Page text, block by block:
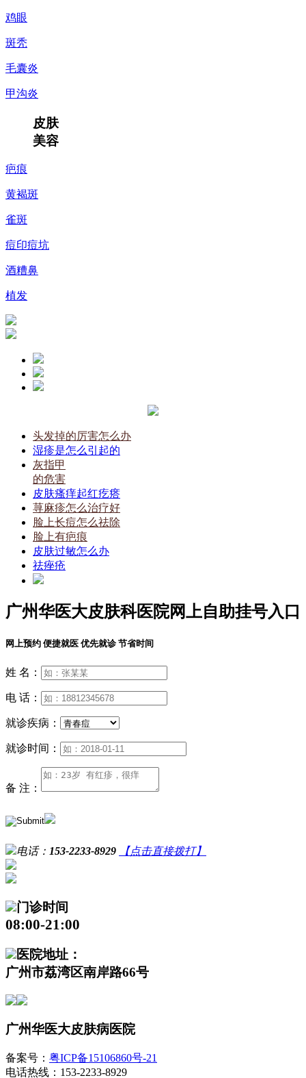
鸡眼
斑秃
毛囊炎
甲沟炎
皮肤
美容
疤痕
黄褐斑
雀斑
痘印痘坑
酒糟鼻
植发
头发掉的厉害怎么办
湿疹是怎么引起的
灰指甲
的危害
皮肤瘙痒起红疙瘩
荨麻疹怎么治疗好
脸上长痘怎么祛除
脸上有疤痕
皮肤过敏怎么办
祛痤疮
广州华医大皮肤科医院网上自助挂号入口
网上预约 便捷就医 优先就诊 节省时间
姓 名：
电 话：
就诊疾病：
就诊时间：
备 注：
电话： 153-2233-8929 【点击直接拨打】
门诊时间
08:00-21:00
医院地址：
广州市荔湾区南岸路66号
广州华医大皮肤病医院
备案号： 粤ICP备15106860号-21
电话热线：153-2233-8929